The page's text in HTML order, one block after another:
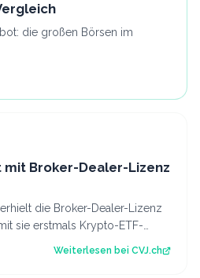
die großen Börsen im
Broker-Dealer-Lizenz
die Broker-Dealer-Lizenz
sie erstmals Krypto-ETF-
Weiterlesen bei CVJ.ch